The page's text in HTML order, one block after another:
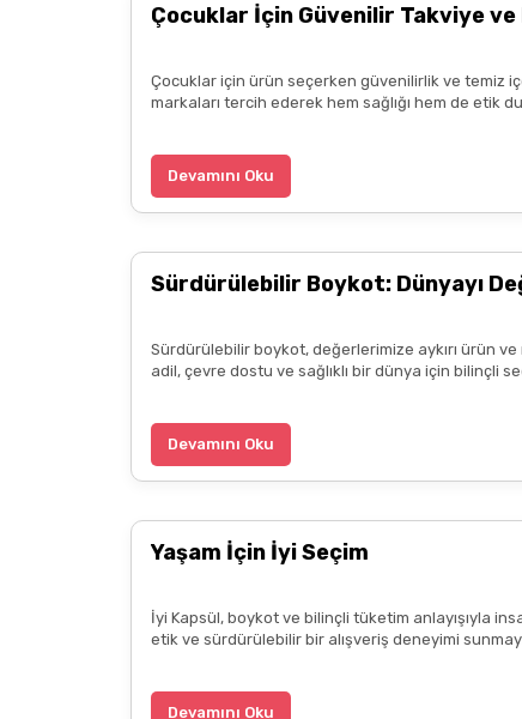
diliyorum.
Zeynep Akgöz | 25/03/2025
teşekkür ediyorum. Herkesin emeğine sağlık :)
Zeynep Akgöz | 25/03/2025
Deneyimini Paylaş
Çocuklar İçin Güvenilir Takviye ve
Çocuklar için ürün seçerken güvenilirlik ve temiz
markaları tercih ederek hem sağlığı hem de etik
Devamını Oku
Sürdürülebilir Boykot: Dünyayı
Sürdürülebilir boykot, değerlerimize aykırı ürün
adil, çevre dostu ve sağlıklı bir dünya için bilinçli
Devamını Oku
Yaşam İçin İyi Seçim
İyi Kapsül, boykot ve bilinçli tüketim anlayışıyla
etik ve sürdürülebilir bir alışveriş deneyimi
Devamını Oku